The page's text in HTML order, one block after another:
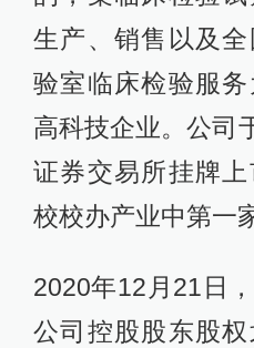
生产、销售以及
验室临床检验服
高科技企业。公司
证券交易所挂牌
校校办产业中第一
2020年12月21日
公司控股股东股